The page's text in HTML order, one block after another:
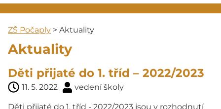
ZŠ Počaply > Aktuality
Aktuality
Děti přijaté do 1. tříd – 2022/2023
11. 5. 2022 vedení školy
Děti přijaté do 1. tříd - 2022/2023 jsou v rozhodnutí